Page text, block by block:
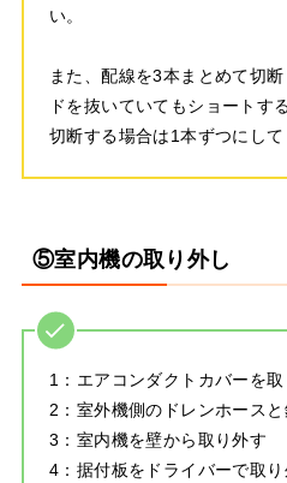
い。
また、配線を3本まとめて切
ドを抜いていてもショートす
切断する場合は1本ずつにして
⑤室内機の取り外し
1：エアコンダクトカバーを取
2：室外機側のドレンホース
3：室内機を壁から取り外す
4：据付板をドライバーで取り